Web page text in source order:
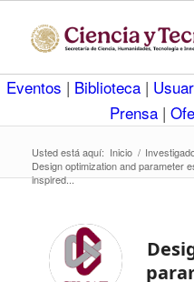
Eventos | Biblioteca |
Prensa |
Usted está aquí: Inicio /
Design optimization and parameter
inspired...